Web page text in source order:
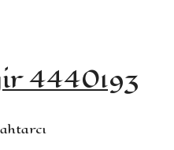
4440193